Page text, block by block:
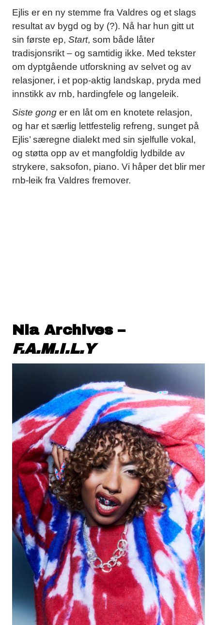
Ejlis er en ny stemme fra Valdres og et slags
resultat av bygd og by (?). Nå har hun gitt ut
sin første ep, Start, som både låter
tradisjonsrikt – og samtidig ikke. Med tekster
om dyptgående utforskning av selvet og av
relasjoner, i et pop-aktig landskap, pryda med
innstikk av rnb, hardingfele og langeleik.
Siste gong er en låt om en knotete relasjon,
og har et særlig lettfestelig refreng, sunget på
Ejlis’ særegne dialekt med sin sjelfulle vokal,
og støtta opp av et mangfoldig lydbilde av
strykere, saksofon, piano. Vi håper det blir mer
rnb-leik fra Valdres fremover.
Nia Archives –
F.A.M.I.L.Y